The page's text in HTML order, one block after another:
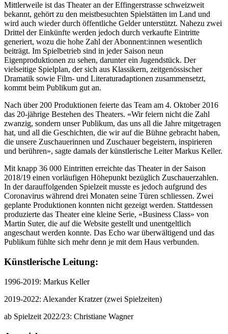
Mittlerweile ist das Theater an der Effingerstrasse schweizweit
bekannt, gehört zu den meistbesuchten Spielstätten im Land und
wird auch wieder durch öffentliche Gelder unterstützt. Nahezu zwei
Drittel der Einkünfte werden jedoch durch verkaufte Eintritte
generiert, wozu die hohe Zahl der Abonnent:innen wesentlich
beiträgt. Im Spielbetrieb sind in jeder Saison neun
Eigenproduktionen zu sehen, darunter ein Jugendstück. Der
vielseitige Spielplan, der sich aus Klassikern, zeitgenössischer
Dramatik sowie Film- und Literaturadaptionen zusammensetzt,
kommt beim Publikum gut an.
Nach über 200 Produktionen feierte das Team am 4. Oktober 2016
das 20-jährige Bestehen des Theaters. «Wir feiern nicht die Zahl
zwanzig, sondern unser Publikum, das uns all die Jahre mitgetragen
hat, und all die Geschichten, die wir auf die Bühne gebracht haben,
die unsere Zuschauerinnen und Zuschauer begeistern, inspirieren
und berühren», sagte damals der künstlerische Leiter Markus Keller.
Mit knapp 36 000 Eintritten erreichte das Theater in der Saison
2018/19 einen vorläufigen Höhepunkt bezüglich Zuschauerzahlen.
In der darauffolgenden Spielzeit musste es jedoch aufgrund des
Coronavirus während drei Monaten seine Türen schliessen. Zwei
geplante Produktionen konnten nicht gezeigt werden. Stattdessen
produzierte das Theater eine kleine Serie, «Business Class» von
Martin Suter, die auf die Website gestellt und unentgeltlich
angeschaut werden konnte. Das Echo war überwältigend und das
Publikum fühlte sich mehr denn je mit dem Haus verbunden.
Künstlerische Leitung:
1996-2019: Markus Keller
2019-2022: Alexander Kratzer (zwei Spielzeiten)
ab Spielzeit 2022/23: Christiane Wagner